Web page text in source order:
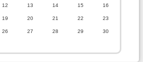
12 13 14 15 16
19 20 21 22 23
26 27 28 29 30